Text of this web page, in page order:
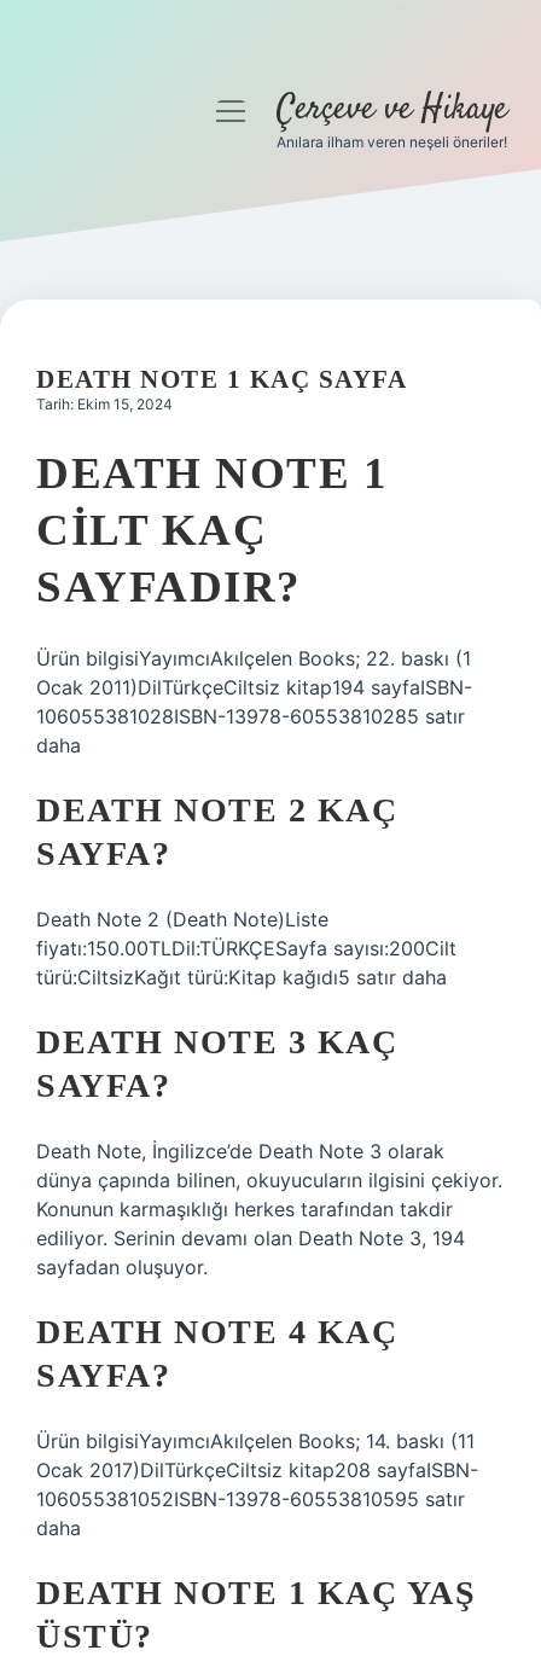
Gizlilik Politikası
Yasal Uyarı
menüyüÇerçeve ve Hikaye
Anılara ilham veren neşeli öneriler!
DEATH NOTE 1 KAÇ SAYFA
Tarih: Ekim 15, 2024
DEATH NOTE 1
CILT KAÇ
SAYFADIR?
Ürün bilgisiYayımcıAkılçelen Books; 22. baskı (1
Ocak 2011)DilTürkçeCiltsiz kitap194 sayfaISBN-
106055381028ISBN-13978-60553810285 satır
daha
DEATH NOTE 2 KAÇ
SAYFA?
Death Note 2 (Death Note)Liste
fiyatı:150.00TLDil:TÜRKÇESayfa sayısı:200Cilt
türü:CiltsizKağıt türü:Kitap kağıdı5 satır daha
DEATH NOTE 3 KAÇ
SAYFA?
Death Note, İngilizce’de Death Note 3 olarak
dünya çapında bilinen, okuyucuların ilgisini çekiyor.
Konunun karmaşıklığı herkes tarafından takdir
ediliyor. Serinin devamı olan Death Note 3, 194
sayfadan oluşuyor.
DEATH NOTE 4 KAÇ
SAYFA?
Ürün bilgisiYayımcıAkılçelen Books; 14. baskı (11
Ocak 2017)DilTürkçeCiltsiz kitap208 sayfaISBN-
106055381052ISBN-13978-60553810595 satır
daha
DEATH NOTE 1 KAÇ YAŞ
ÜSTÜ?